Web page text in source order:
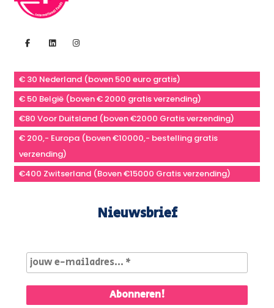
€ 30 Nederland (boven 500 euro gratis)
€ 50 België (boven € 2000 gratis verzending)
€80 Voor Duitsland (boven €2000 Gratis verzending)
€ 200,- Europa (boven €10000,- bestelling gratis
verzending)
€400 Zwitserland (Boven €15000 Gratis verzending)
Nieuwsbrief